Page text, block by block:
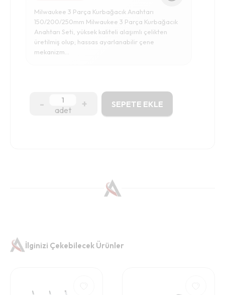
Milwaukee 3 Parça Kurbağacık Anahtarı
150/200/250mm Milwaukee 3 Parça Kurbağacık
Anahtarı Seti, yüksek kaliteli alaşımlı çelikten
üretilmiş olup; hassas ayarlanabilir çene
mekanizm...
- adet + SEPETE EKLE
İlginizi Çekebilecek Ürünler